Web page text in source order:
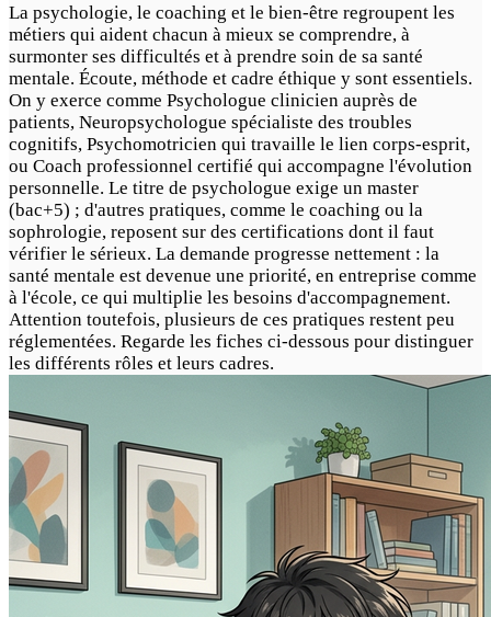
La psychologie, le coaching et le bien-être regroupent les
métiers qui aident chacun à mieux se comprendre, à
surmonter ses difficultés et à prendre soin de sa santé
mentale. Écoute, méthode et cadre éthique y sont essentiels.
On y exerce comme Psychologue clinicien auprès de
patients, Neuropsychologue spécialiste des troubles
cognitifs, Psychomotricien qui travaille le lien corps-esprit,
ou Coach professionnel certifié qui accompagne l'évolution
personnelle. Le titre de psychologue exige un master
(bac+5) ; d'autres pratiques, comme le coaching ou la
sophrologie, reposent sur des certifications dont il faut
vérifier le sérieux. La demande progresse nettement : la
santé mentale est devenue une priorité, en entreprise comme
à l'école, ce qui multiplie les besoins d'accompagnement.
Attention toutefois, plusieurs de ces pratiques restent peu
réglementées. Regarde les fiches ci-dessous pour distinguer
les différents rôles et leurs cadres.